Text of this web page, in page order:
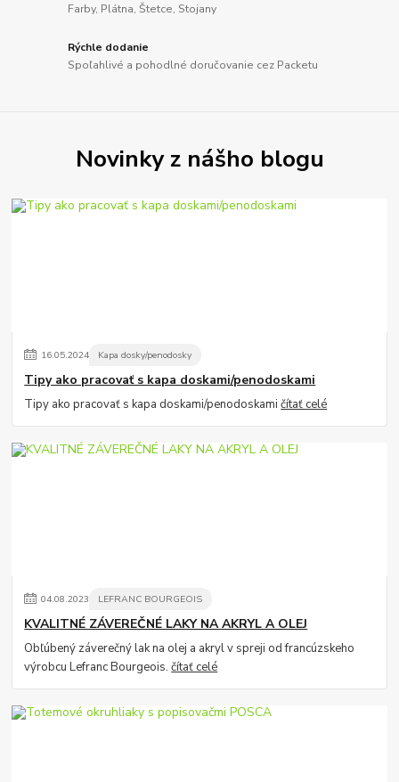
Farby, Plátna, Štetce, Stojany
Rýchle dodanie
Spoľahlivé a pohodlné doručovanie cez Packetu
Novinky z nášho blogu
16.05.2024 Kapa dosky/penodosky
Tipy ako pracovať s kapa doskami/penodoskami
Tipy ako pracovať s kapa doskami/penodoskamičítať celé
04.08.2023 LEFRANC BOURGEOIS
KVALITNÉ ZÁVEREČNÉ LAKY NA AKRYL A OLEJ
Obľúbený záverečný lak na olej a akryl v spreji od francúzskeho
výrobcu Lefranc Bourgeois.čítať celé